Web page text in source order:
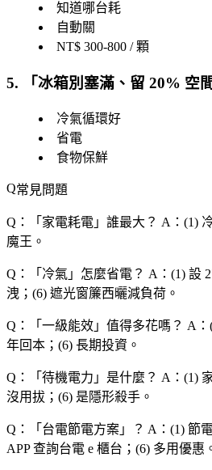
知道哪台耗
自動關
NT$ 300-800 / 顆
5. 「冰箱別塞滿、留 20% 空間
冷氣循環好
省電
食物保鮮
常見問題
Q：「 家電耗電 」誰最大？ A：(1)
魔王。
Q：「 冷氣 」怎麼省電？ A：(1) 設
洩；(6) 遮光窗簾西曬減負荷。
Q：「 一級能效 」值得多花嗎？ A：
年回本；(6) 長期投資。
Q：「 待機電力 」是什麼？ A：(1)
沒用拔；(6) 是隱形殺手。
Q：「 台電節電方案 」？ A：(1) 節
APP 查詢台電 e 櫃台；(6) 多用優惠